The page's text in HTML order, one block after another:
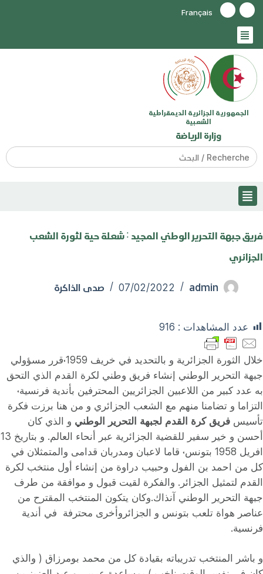
Français
الجمهورية الجزائرية الديمقراطية
الشعبية
وزارة الرياضة
Search
for:
فريق جبهة التحرير الوطني المجيد ˸ شعلة حية لثورة الشعب
الجزائري
admin
07/02/2022 صدى الذاكرة
عدد المشاهدات : 916
خلال الثورة الجزائرية و بالتحديد في خريف 1959˓قرر مسؤولي
جبهة التحرير الوطني إنشاء فريق وطني لكرة القدم الذي التحق
به عدد كبير من اللاعبين الجزائريين المحترفين بأندية فرنسية˓
التزاما و تضامنا منهم مع الشعب الجزائري و من هنا برزت فكرة
تأسيس فريق كرة القدم لجبهة التحرير الوطني و الذي كان
أحسن و خير سفير للقضية الجزائرية عبر أنحاء العالم. و بتاريخ 13
افريل 1958 بتونس˓ قاما لاعبان ومدربان قدامى والمتمثلان في
كل من احمد بن الفول وحبيب دراوة من إنشاء أول منتخب لكرة
القدم لتمثيل الجزائر. والفكرة لقيت قبول و موافقة من طرف
جبهة التحرير الوطني آنذاك.وكان يتكون المنتخب المقترح من
عناصر هواة تلعب بتونس و الجزائروﺃخرى محترفة في أندية
فرنسية.
و باشر المنتخب تدريباته بقيادة كل من محمد بومرزاق ( والذي